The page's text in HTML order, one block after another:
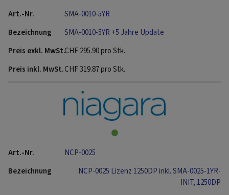
SMA-0010-5YR
SMA-0010-5YR +5 Jahre Update
CHF295.90pro Stk.
CHF319.87pro Stk.
NCP-0025
NCP-0025 Lizenz 1250DP inkl. SMA-0025-1YR-
INIT, 1250DP